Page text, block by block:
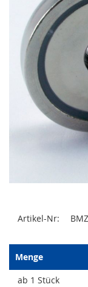
Anfang
Bildergalerie
springen
Artikel-Nr:
Menge
ab 1 Stück